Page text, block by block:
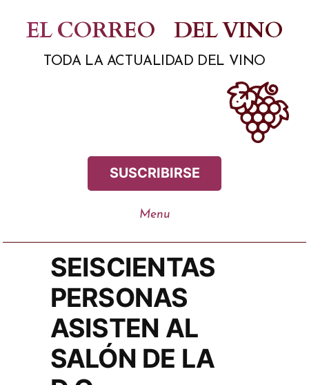
contenido
EL CORREO DEL VINO
TODA LA ACTUALIDAD DEL VINO
SUSCRIBIRSE
SEISCIENTAS
PERSONAS
ASISTEN AL
SALÓN DE LA